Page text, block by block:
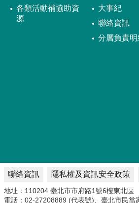
各類活動補協助資
源
大事紀
聯絡資訊
分層負責明
聯絡資訊 隱私權及資訊安全政策
地址：110204 臺北市市府路1號6樓東北區
電話：02-27208889 (代表號)、臺北市民當